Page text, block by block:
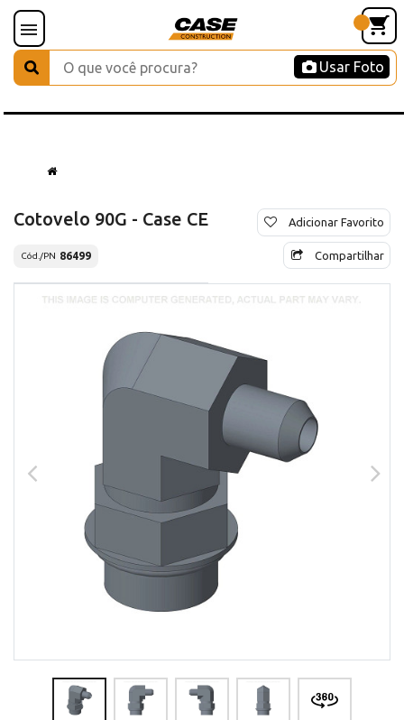
Usar Foto
Cotovelo 90G - Case CE
Cód./PN 86499
Adicionar Favorito
Compartilhar